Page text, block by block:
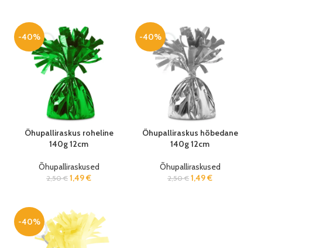
-40%
Õhupalliraskus roheline
140g 12cm
Õhupalliraskused
2,50€ 1,49€
-40%
Õhupalliraskus hõbedane
140g 12cm
Õhupalliraskused
2,50€ 1,49€
-40%